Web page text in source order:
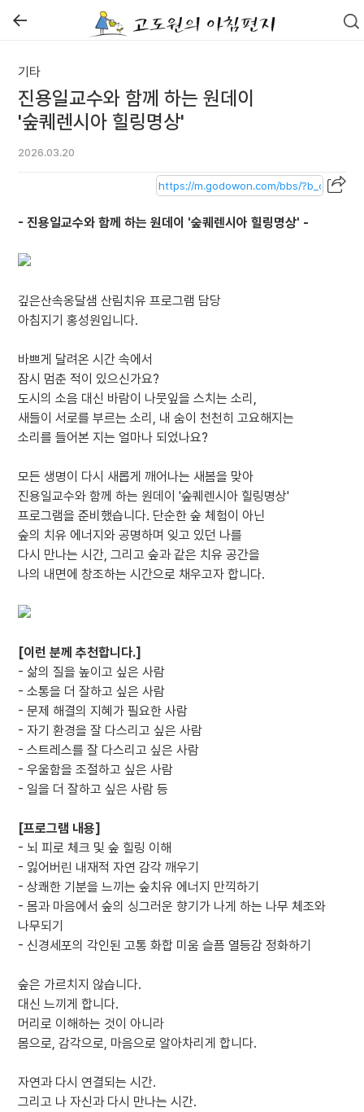
←
기타
진용일교수와 함께 하는 원데이
'숲퀘렌시아 힐링명상'
2026.03.20
- 진용일교수와 함께 하는 원데이 '숲퀘렌시아 힐링명상' -
깊은산속옹달샘 산림치유 프로그램 담당
아침지기 홍성원입니다.
바쁘게 달려온 시간 속에서
잠시 멈춘 적이 있으신가요?
도시의 소음 대신 바람이 나뭇잎을 스치는 소리,
새들이 서로를 부르는 소리, 내 숨이 천천히 고요해지는
소리를 들어본 지는 얼마나 되었나요?
모든 생명이 다시 새롭게 깨어나는 새봄을 맞아
진용일교수와 함께 하는 원데이 '숲퀘렌시아 힐링명상'
프로그램을 준비했습니다. 단순한 숲 체험이 아닌
숲의 치유 에너지와 공명하며 잊고 있던 나를
다시 만나는 시간, 그리고 숲과 같은 치유 공간을
나의 내면에 창조하는 시간으로 채우고자 합니다.
[이런 분께 추천합니다.]
- 삶의 질을 높이고 싶은 사람
- 소통을 더 잘하고 싶은 사람
- 문제 해결의 지혜가 필요한 사람
- 자기 환경을 잘 다스리고 싶은 사람
- 스트레스를 잘 다스리고 싶은 사람
- 우울함을 조절하고 싶은 사람
- 일을 더 잘하고 싶은 사람 등
[프로그램 내용]
- 뇌 피로 체크 및 숲 힐링 이해
- 잃어버린 내재적 자연 감각 깨우기
- 상쾌한 기분을 느끼는 숲치유 에너지 만끽하기
- 몸과 마음에서 숲의 싱그러운 향기가 나게 하는 나무 체조와
나무되기
- 신경세포의 각인된 고통 화합 미움 슬픔 열등감 정화하기
숲은 가르치지 않습니다.
대신 느끼게 합니다.
머리로 이해하는 것이 아니라
몸으로, 감각으로, 마음으로 알아차리게 합니다.
자연과 다시 연결되는 시간.
그리고 나 자신과 다시 만나는 시간.